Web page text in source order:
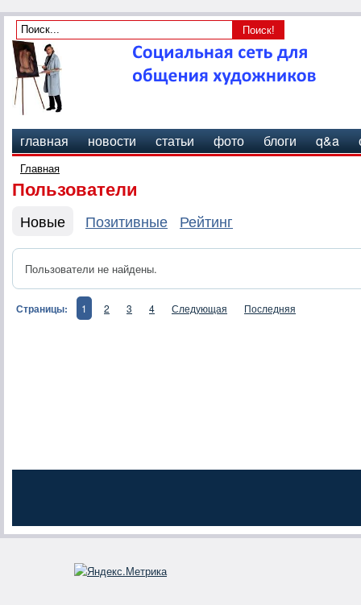
главная новости статьи фото блоги q&a
Главная
Пользователи
Новые Позитивные Рейтинг
Пользователи не найдены.
Страницы: 1 2 3 4 Следующая Последняя